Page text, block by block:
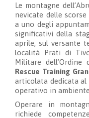
Le montagne
nevicate delle
a uno degli
significativi della
aprile, sul versante
località Prati di
Militare
Rescue Training Gran
articolata dedicata
operativo in
Operare in
richiede